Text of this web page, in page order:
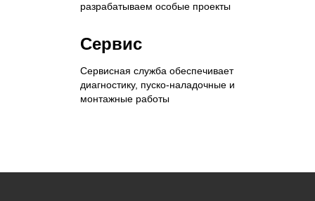
разрабатываем особые проекты
Сервис
Сервисная служба обеспечивает
диагностику, пуско-наладочные и
монтажные работы